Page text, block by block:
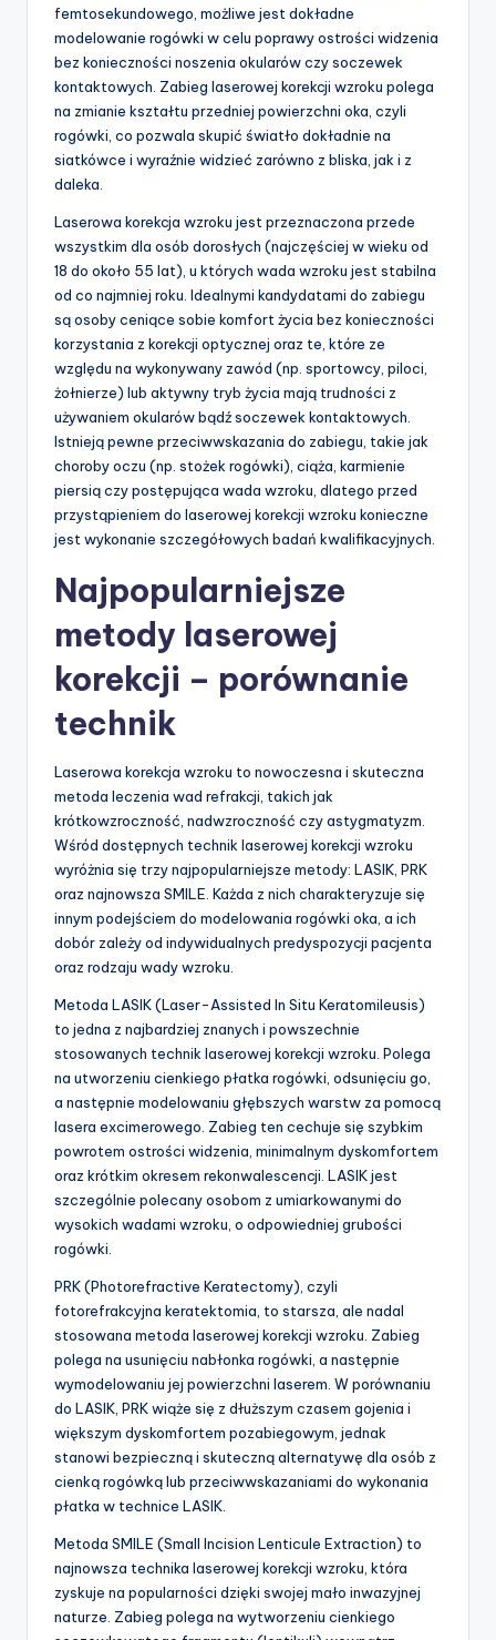
femtosekundowego, możliwe jest dokładne
modelowanie rogówki w celu poprawy ostrości widzenia
bez konieczności noszenia okularów czy soczewek
kontaktowych. Zabieg laserowej korekcji wzroku polega
na zmianie kształtu przedniej powierzchni oka, czyli
rogówki, co pozwala skupić światło dokładnie na
siatkówce i wyraźnie widzieć zarówno z bliska, jak i z
daleka.
Laserowa korekcja wzroku jest przeznaczona przede
wszystkim dla osób dorosłych (najczęściej w wieku od
18 do około 55 lat), u których wada wzroku jest stabilna
od co najmniej roku. Idealnymi kandydatami do zabiegu
są osoby ceniące sobie komfort życia bez konieczności
korzystania z korekcji optycznej oraz te, które ze
względu na wykonywany zawód (np. sportowcy, piloci,
żołnierze) lub aktywny tryb życia mają trudności z
używaniem okularów bądź soczewek kontaktowych.
Istnieją pewne przeciwwskazania do zabiegu, takie jak
choroby oczu (np. stożek rogówki), ciąża, karmienie
piersią czy postępująca wada wzroku, dlatego przed
przystąpieniem do laserowej korekcji wzroku konieczne
jest wykonanie szczegółowych badań kwalifikacyjnych.
Najpopularniejsze
metody laserowej
korekcji – porównanie
technik
Laserowa korekcja wzroku to nowoczesna i skuteczna
metoda leczenia wad refrakcji, takich jak
krótkowzroczność, nadwzroczność czy astygmatyzm.
Wśród dostępnych technik laserowej korekcji wzroku
wyróżnia się trzy najpopularniejsze metody: LASIK, PRK
oraz najnowsza SMILE. Każda z nich charakteryzuje się
innym podejściem do modelowania rogówki oka, a ich
dobór zależy od indywidualnych predyspozycji pacjenta
oraz rodzaju wady wzroku.
Metoda LASIK (Laser-Assisted In Situ Keratomileusis)
to jedna z najbardziej znanych i powszechnie
stosowanych technik laserowej korekcji wzroku. Polega
na utworzeniu cienkiego płatka rogówki, odsunięciu go,
a następnie modelowaniu głębszych warstw za pomocą
lasera excimerowego. Zabieg ten cechuje się szybkim
powrotem ostrości widzenia, minimalnym dyskomfortem
oraz krótkim okresem rekonwalescencji. LASIK jest
szczególnie polecany osobom z umiarkowanymi do
wysokich wadami wzroku, o odpowiedniej grubości
rogówki.
PRK (Photorefractive Keratectomy), czyli
fotorefrakcyjna keratektomia, to starsza, ale nadal
stosowana metoda laserowej korekcji wzroku. Zabieg
polega na usunięciu nabłonka rogówki, a następnie
wymodelowaniu jej powierzchni laserem. W porównaniu
do LASIK, PRK wiąże się z dłuższym czasem gojenia i
większym dyskomfortem pozabiegowym, jednak
stanowi bezpieczną i skuteczną alternatywę dla osób z
cienką rogówką lub przeciwwskazaniami do wykonania
płatka w technice LASIK.
Metoda SMILE (Small Incision Lenticule Extraction) to
najnowsza technika laserowej korekcji wzroku, która
zyskuje na popularności dzięki swojej mało inwazyjnej
naturze. Zabieg polega na wytworzeniu cienkiego